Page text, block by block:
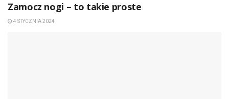
Zamocz nogi – to takie proste
4 STYCZNIA 2024